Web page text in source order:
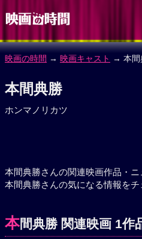
映画の時間 → 映画キャスト → 本間
本間典勝
ホンマノリカツ
本間典勝さんの関連映画作品・ニ
本間典勝さんの気になる情報をチ
本間典勝 関連映画 1作